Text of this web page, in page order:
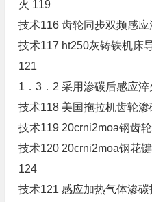
火 119
技术116 齿轮同步双频感
技术117 ht250灰铸铁机床
121
1．3．2 采用渗碳后感应
技术118 美国拖拉机齿轮
技术119 20crni2moa钢齿
技术120 20crni2moa钢花
124
技术121 感应加热气体渗碳